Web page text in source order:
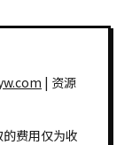
| 资源
费用仅为收